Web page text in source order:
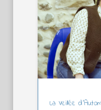
La Veillée